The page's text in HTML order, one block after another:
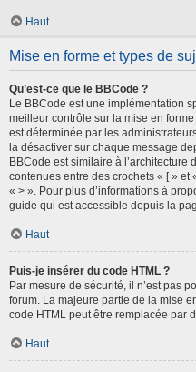
Haut
Mise en forme et types de
Qu’est-ce que le BBCode ?
Le BBCode est une implémentation
meilleur contrôle sur la mise en
est déterminée par les
la désactiver sur chaque message
BBCode est similaire à l’architecture
contenues entre des crochets « [ » et
« > ». Pour plus d’informations à
guide qui est accessible depuis la
Haut
Puis-je insérer du code HTML ?
Par mesure de sécurité, il n’est pas
forum. La majeure partie de la mise
code HTML peut être remplacée par
Haut